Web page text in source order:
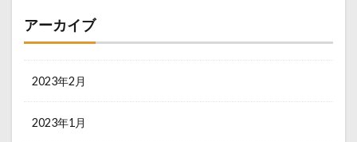
アーカイブ
2023年2月
2023年1月